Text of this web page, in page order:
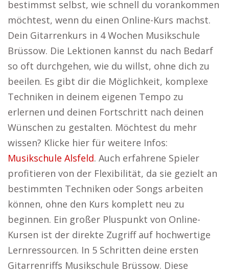
bestimmst selbst, wie schnell du vorankommen
möchtest, wenn du einen Online-Kurs machst.
Dein Gitarrenkurs in 4 Wochen Musikschule
Brüssow. Die Lektionen kannst du nach Bedarf
so oft durchgehen, wie du willst, ohne dich zu
beeilen. Es gibt dir die Möglichkeit, komplexe
Techniken in deinem eigenen Tempo zu
erlernen und deinen Fortschritt nach deinen
Wünschen zu gestalten. Möchtest du mehr
wissen? Klicke hier für weitere Infos:
Musikschule Alsfeld. Auch erfahrene Spieler
profitieren von der Flexibilität, da sie gezielt an
bestimmten Techniken oder Songs arbeiten
können, ohne den Kurs komplett neu zu
beginnen. Ein großer Pluspunkt von Online-
Kursen ist der direkte Zugriff auf hochwertige
Lernressourcen. In 5 Schritten deine ersten
Gitarrenriffs Musikschule Brüssow. Diese